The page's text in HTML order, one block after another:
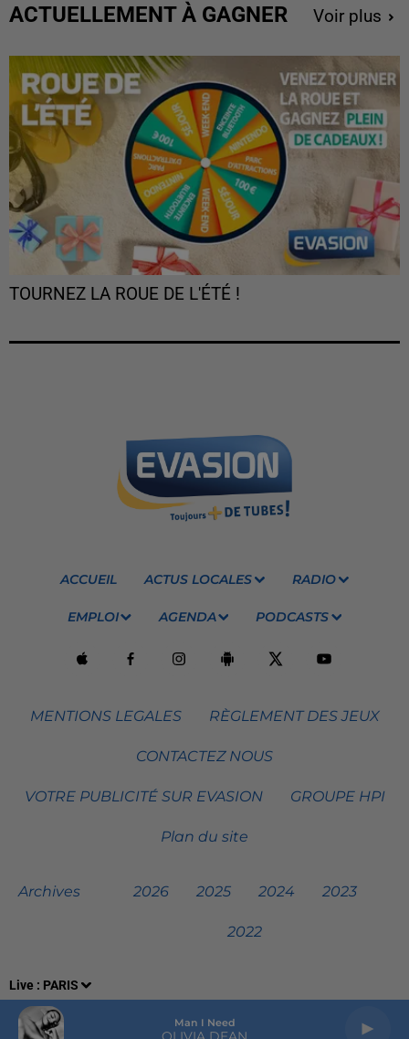
Live : PARIS
Man I Need
ACTUELLEMENT À GAGNER Voir plus
TOURNEZ LA ROUE DE L'ÉTÉ !
ACCUEIL ACTUS LOCALES RADIO
EMPLOI AGENDA PODCASTS
MENTIONS LEGALES RÈGLEMENT DES JEUX
CONTACTEZ NOUS
VOTRE PUBLICITÉ SUR EVASION GROUPE HPI
Plan du site
Archives 2026 2025 2024 2023
2022